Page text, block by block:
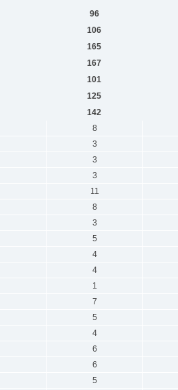
96
106
165
167
101
125
142
8
3
3
3
11
8
3
5
4
4
1
7
5
4
6
6
5